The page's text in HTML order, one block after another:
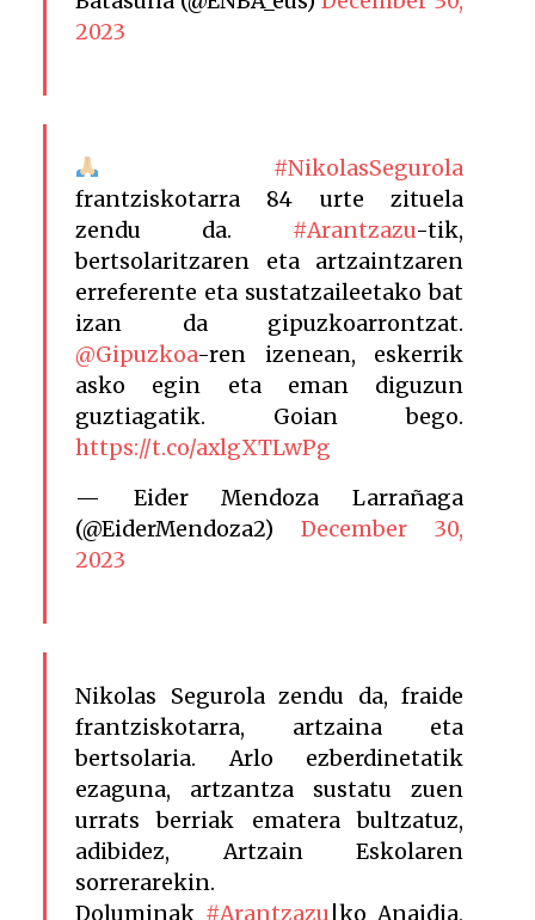
2023
#NikolasSegurola
frantziskotarra 84 urte zituela
zendu da. #Arantzazu-tik,
bertsolaritzaren eta artzaintzaren
erreferente eta sustatzaileetako bat
izan da gipuzkoarrontzat.
@Gipuzkoa-ren izenean, eskerrik
asko egin eta eman diguzun
guztiagatik. Goian bego.
https://t.co/axlgXTLwPg
— Eider Mendoza Larrañaga
(@EiderMendoza2) December 30,
2023
Nikolas Segurola zendu da, fraide
frantziskotarra, artzaina eta
bertsolaria. Arlo ezberdinetatik
ezaguna, artzantza sustatu zuen
urrats berriak ematera bultzatuz,
adibidez, Artzain Eskolaren
sorrerarekin.
Doluminak #Arantzazu |ko Anaidia,